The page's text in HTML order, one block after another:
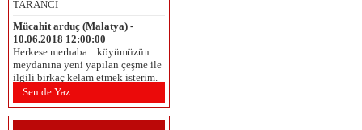
10.06.2018 12:00:00
Herkese merhaba... köyümüzün
meydanına yeni yapılan çeşme ile
ilgili birkaç kelam etmek isterim.
Öncelikle çeşmenin inşasında
emeği geçenlere ve yaptiranlara
teşekkür ederiz. Bütün köyün
kullanımına açik olan, tüm köy
Sen de Yaz